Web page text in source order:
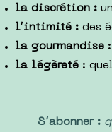
la discrétion :
l’intimité : des
la gourmandise:
la légèreté:
S’abonner :